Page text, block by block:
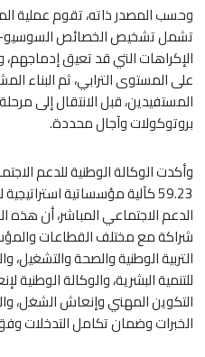
وحسب المصدر ذاته، تقوم عملية
تشمل تشخيص الخصائص السوسيو-
الإكراهات التي قد تعيق إدماجهم،
على المستوى الترابي، ثم البناء
المستفيدين، قبل الانتقال إلى
بروتوكولات وآجال محددة.
وأكدت الوكالة الوطنية للدعم
59.23 كآلية مؤسساتية
الدعم الاجتماعي المباشر، أن هذه
شراكة مع مختلف القطاعات
التربية الوطنية والصحة والتشغيل،
للتنمية البشرية، والوكالة
التكوين المهني وإنعاش الشغل،
الخبرات وضمان تكامل التدخلات